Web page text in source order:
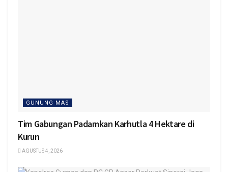
GUNUNG MAS
Tim Gabungan Padamkan Karhutla 4 Hektare di
Kurun
AGUSTUS 4, 2026